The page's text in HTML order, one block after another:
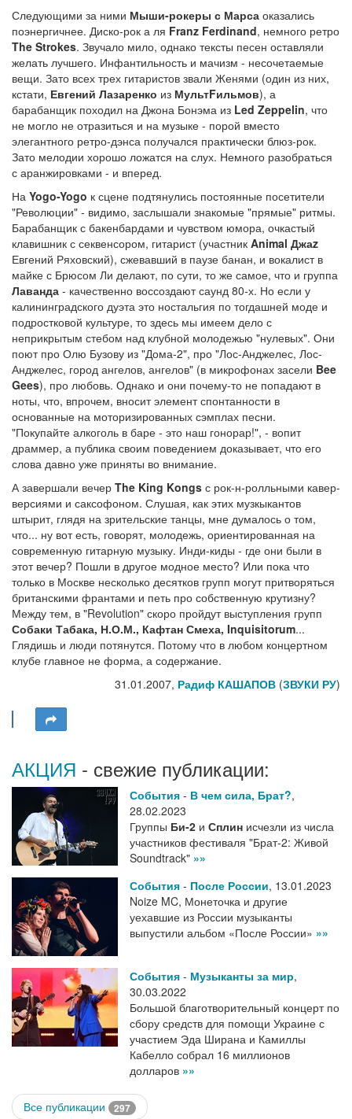
Следующими за ними Мыши-рокеры с Марса оказались
поэнергичнее. Диско-рок а ля Franz Ferdinand, немного ретро
The Strokes. Звучало мило, однако тексты песен оставляли
желать лучшего. Инфантильность и мачизм - несочетаемые
вещи. Зато всех трех гитаристов звали Женями (один из них,
кстати, Евгений Лазаренко из МультFильмов), а
барабанщик походил на Джона Бонэма из Led Zeppelin, что
не могло не отразиться и на музыке - порой вместо
элегантного ретро-дэнса получался практически блюз-рок.
Зато мелодии хорошо ложатся на слух. Немного разобраться
с аранжировками - и вперед.
На Yogo-Yogo к сцене подтянулись постоянные посетители
"Революции" - видимо, заслышали знакомые "прямые" ритмы.
Барабанщик с бакенбардами и чувством юмора, очкастый
клавишник с секвенсором, гитарист (участник Animal Джаz
Евгений Ряховский), сжевавший в паузе банан, и вокалист в
майке с Брюсом Ли делают, по сути, то же самое, что и группа
Лаванда - качественно воссоздают саунд 80-х. Но если у
калининградского дуэта это ностальгия по тогдашней моде и
подростковой культуре, то здесь мы имеем дело с
неприкрытым стебом над клубной молодежью "нулевых". Они
поют про Олю Бузову из "Дома-2", про "Лос-Анджелес, Лос-
Анджелес, город ангелов, ангелов" (в микрофонах засели Bee
Gees), про любовь. Однако и они почему-то не попадают в
ноты, что, впрочем, вносит элемент спонтанности в
основанные на моторизированных сэмплах песни.
"Покупайте алкоголь в баре - это наш гонорар!", - вопит
драммер, а публика своим поведением доказывает, что его
слова давно уже приняты во внимание.
А завершали вечер The King Kongs с рок-н-ролльными кавер-
версиями и саксофоном. Слушая, как этих музкыкантов
штырит, глядя на зрительские танцы, мне думалось о том,
что... ну вот есть, говорят, молодежь, ориентированная на
современную гитарную музыку. Инди-киды - где они были в
этот вечер? Пошли в другое модное место? Или пока что
только в Москве несколько десятков групп могут притворяться
британскими франтами и петь про собственную крутизну?
Между тем, в "Revolution" скоро пройдут выступления групп
Собаки Табака, Н.О.М., Кафтан Смеха, Inquisitorum...
Глядишь и люди потянутся. Потому что в любом концертном
клубе главное не форма, а содержание.
31.01.2007, Радиф КАШАПОВ (ЗВУКИ РУ)
АКЦИЯ - свежие публикации:
События - В чем сила, Брат?,
28.02.2023
Группы Би-2 и Сплин исчезли из числа
участников фестиваля "Брат-2: Живой
Soundtrack" »»
События - После России, 13.01.2023
Noize MC, Монеточка и другие
уехавшие из России музыканты
выпустили альбом «После России» »»
События - Музыканты за мир,
30.03.2022
Большой благотворительный концерт по
сбору средств для помощи Украине с
участием Эда Ширана и Камиллы
Кабелло собрал 16 миллионов
долларов »»
Все публикации 297